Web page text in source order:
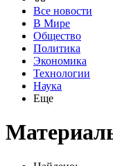
Все новости
В Мире
Общество
Политика
Экономика
Технологии
Наука
Еще